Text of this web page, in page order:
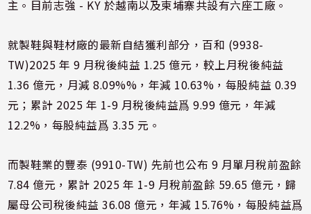
主。目前志強 - KY 於越南以及柬埔寨共設有六座工廠。
就製鞋與鞋材廠的最新自結獲利部分，百和 (9938-
TW)2025 年 9 月稅後純益 1.25 億元，較上月稅後純益
1.36 億元，月減 8.09%%，年減 10.63%，每股純益 0.39
元；累計 2025 年 1-9 月稅後純益爲 9.99 億元，年減
12.2%，每股純益爲 3.35 元。
而製鞋業的豐泰 (9910-TW) 先前也公布 9 月單月稅前盈餘
7.84 億元，累計 2025 年 1-9 月稅前盈餘 59.65 億元，歸
屬母公司稅後純益 36.08 億元，年減 15.76%，每股純益爲